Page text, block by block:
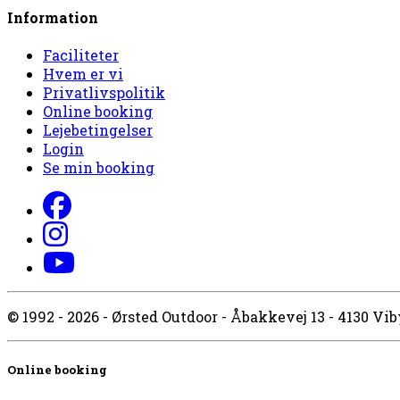
Information
Faciliteter
Hvem er vi
Privatlivspolitik
Online booking
Lejebetingelser
Login
Se min booking
© 1992 - 2026 - Ørsted Outdoor - Åbakkevej 13 - 4130
Online booking